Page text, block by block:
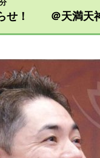
せ！ ＠天満天